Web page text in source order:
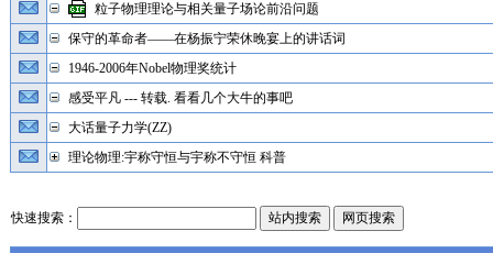
粒子物理理论与相关量子场论前沿问题
保守的革命者——在杨振宁荣休晚宴上的讲话词
1946-2006年Nobel物理奖统计
感受平凡 --- 转载. 看看几个大牛的事吧
大话量子力学(ZZ)
理论物理:宇称守恒与宇称不守恒 科普
快速搜索：